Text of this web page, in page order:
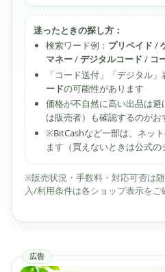
迷ったときの探し方：
検索ワード例： プリペイド /
マネー/デジタルコード / コ
「コード送付」「デジタル
ードの可能性があります
価格が不自然に高い出品は
は販売者）も確認するのがお
※BitCashなど一部は、ネッ
ます（買えないときは公式の
※販売状況・手数料・対応可否は
入/利用条件は各ショップ表示をご
広告